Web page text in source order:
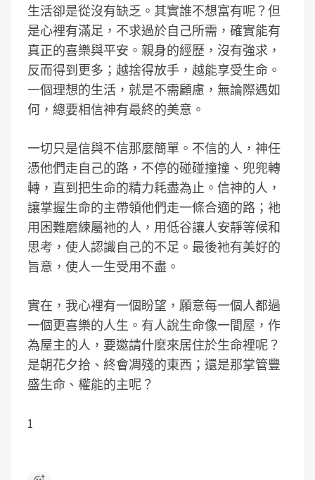
生活卻是從沒有缺乏。其實誰不想富有呢？但
是心裡有滿足，不求過於自己所需，確實能有
真正的喜樂與平安。親身的經歷，沒有強求，
反而得到更多；越捨得放手，越能享受生命。
一個理想的生活，就是不需顧慮，無論際遇如
何，總要相信神有最終的美意。
一切只是信與不信那麼簡單。不信的人，神任
憑他們走自己的路，不停的碰碰撞撞、兜兜轉
轉，直到把生命的精力耗盡為止。信神的人，
讓掌握生命的主帶領他們走一條合適的路；衪
用困難磨練屬衪的人，用低谷讓人安靜等候和
思考，使人認識自己的不足。最後衪有美好的
旨意，使人一生受用不盡。
實在，我心裡有一個盼望，願意每一個人都過
一個更喜樂的人生。有人說生命像一間屋，作
為屋主的人，要邀請什麼來居住於生命裡呢？
是朝花夕拾、終會凋殘的東西；還是那掌管豐
盛生命、權能的主呢？
1